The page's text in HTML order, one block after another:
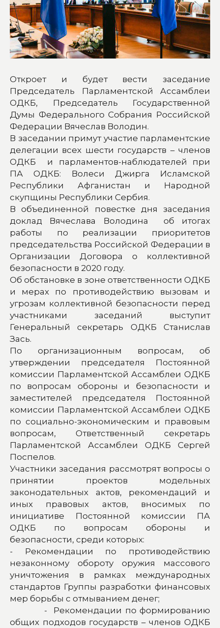
Откроет и будет вести заседание
Председатель Парламентской Ассамблеи
ОДКБ, Председатель Государственной
Думы Федерального Собрания Российской
Федерации Вячеслав Володин.
В заседании примут участие парламентские
делегации всех шести государств – членов
ОДКБ и парламентов-наблюдателей при
ПА ОДКБ: Волеси Джирга Исламской
Республики Афганистан и Народной
скупщины Республики Сербия.
В объединенной повестке дня заседания
доклад Вячеслава Володина об итогах
работы по реализации приоритетов
председательства Российской Федерации в
Организации Договора о коллективной
безопасности в 2020 году.
Об обстановке в зоне ответственности ОДКБ
и мерах по противодействию вызовам и
угрозам коллективной безопасности перед
участниками заседаний выступит
Генеральный секретарь ОДКБ Станислав
Зась.
По организационным вопросам, об
утверждении председателя Постоянной
комиссии Парламентской Ассамблеи ОДКБ
по вопросам обороны и безопасности и
заместителей председателя Постоянной
комиссии Парламентской Ассамблеи ОДКБ
по социально-экономическим и правовым
вопросам, Ответственный секретарь
Парламентской Ассамблеи ОДКБ Сергей
Поспелов.
Участники заседания рассмотрят вопросы о
принятии проектов модельных
законодательных актов, рекомендаций и
иных правовых актов, вносимых по
инициативе Постоянной комиссии ПА
ОДКБ по вопросам обороны и
безопасности, среди которых:
- Рекомендации по противодействию
незаконному обороту оружия массового
уничтожения в рамках международных
стандартов Группы разработки финансовых
мер борьбы с отмыванием денег;
- Рекомендации по формированию
общих подходов государств – членов ОДКБ